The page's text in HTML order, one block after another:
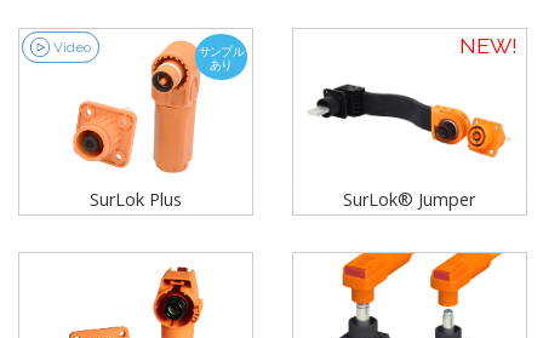
サンプル
あり
Video
Video
SurLok Plus
NEW
SurLok® Jumper